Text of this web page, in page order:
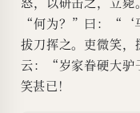
“何为？”曰：“‘
拔刀挥之。吏微笑，
云：“岁家眷硬大驴
笑甚已！